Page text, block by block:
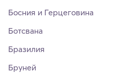
Босния и Герцеговина
Ботсвана
Бразилия
Бруней